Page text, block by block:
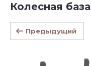
Колесная база
Предыдущий